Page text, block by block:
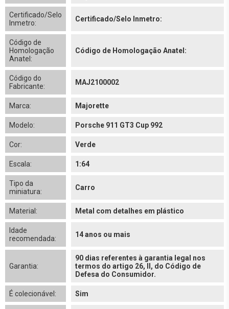
Certificado/Selo
Inmetro:
Certificado/Selo Inmetro:
Código de
Homologação
Anatel:
Código de Homologação Anatel:
Código do
Fabricante:
MAJ2100002
Marca: Majorette
Modelo: Porsche 911 GT3 Cup 992
Cor: Verde
Escala: 1:64
Tipo da
miniatura:
Carro
Material: Metal com detalhes em plástico
Idade
recomendada:
14 anos ou mais
Garantia:
90 dias referentes à garantia legal nos
termos do artigo 26, II, do Código de
Defesa do Consumidor.
É colecionável: Sim